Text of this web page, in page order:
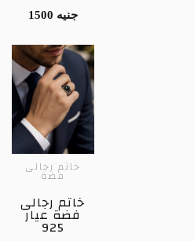
1500 جنيه
خاتم رجالى
فضة
خاتم رجالى
فضة عيار
925